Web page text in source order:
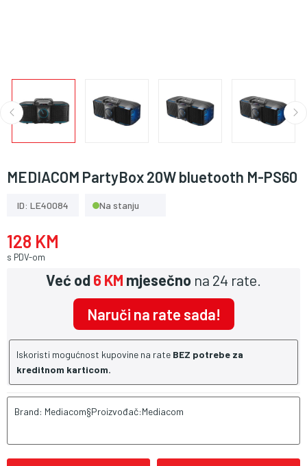
MEDIACOM PartyBox 20W bluetooth M-PS60
ID: LE40084 Na stanju
128 KM
s PDV-om
Već od6 KM mjesečno na 24 rate.
Naruči na rate sada!
Iskoristi mogućnost kupovine na rate BEZ potrebe za
kreditnom karticom.
Brand: Mediacom§Proizvođač:Mediacom